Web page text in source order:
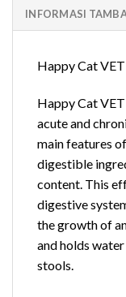
INFORMASI
Happy Cat
Happy Cat
acute and
main features
digestible
content. This
digestive
the growth of
and holds
stools.